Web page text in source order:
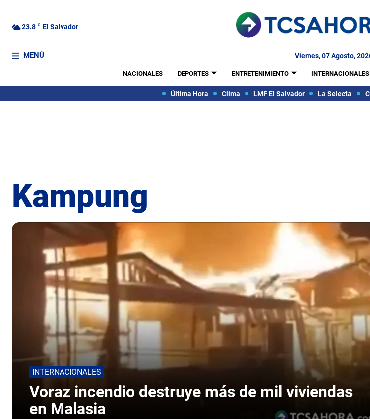
23.8 C El Salvador
MENÚ Viernes, 07 Agosto,
NACIONALES DEPORTES ENTRETENIMIENTO INTERNACIONALES
Última Hora Clima LMF El Salvador La Selecta
Kampung
INTERNACIONALES
Voraz incendio destruye más de mil viviendas
en Malasia